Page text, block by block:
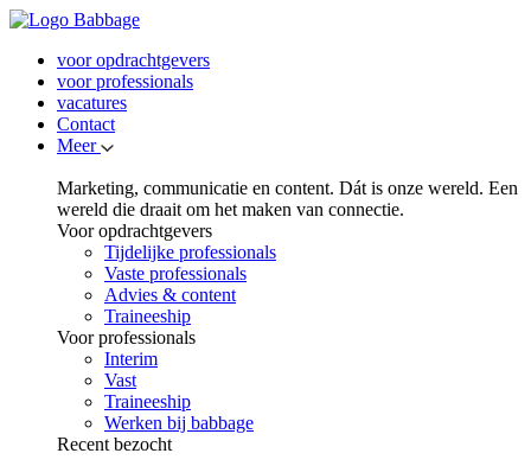
voor opdrachtgevers
voor professionals
vacatures
Contact
Meer
Marketing, communicatie en content. Dát is onze wereld. Een
wereld die draait om het maken van connectie.
Voor opdrachtgevers
Tijdelijke professionals
Vaste professionals
Advies & content
Traineeship
Voor professionals
Interim
Vast
Traineeship
Werken bij babbage
Recent bezocht